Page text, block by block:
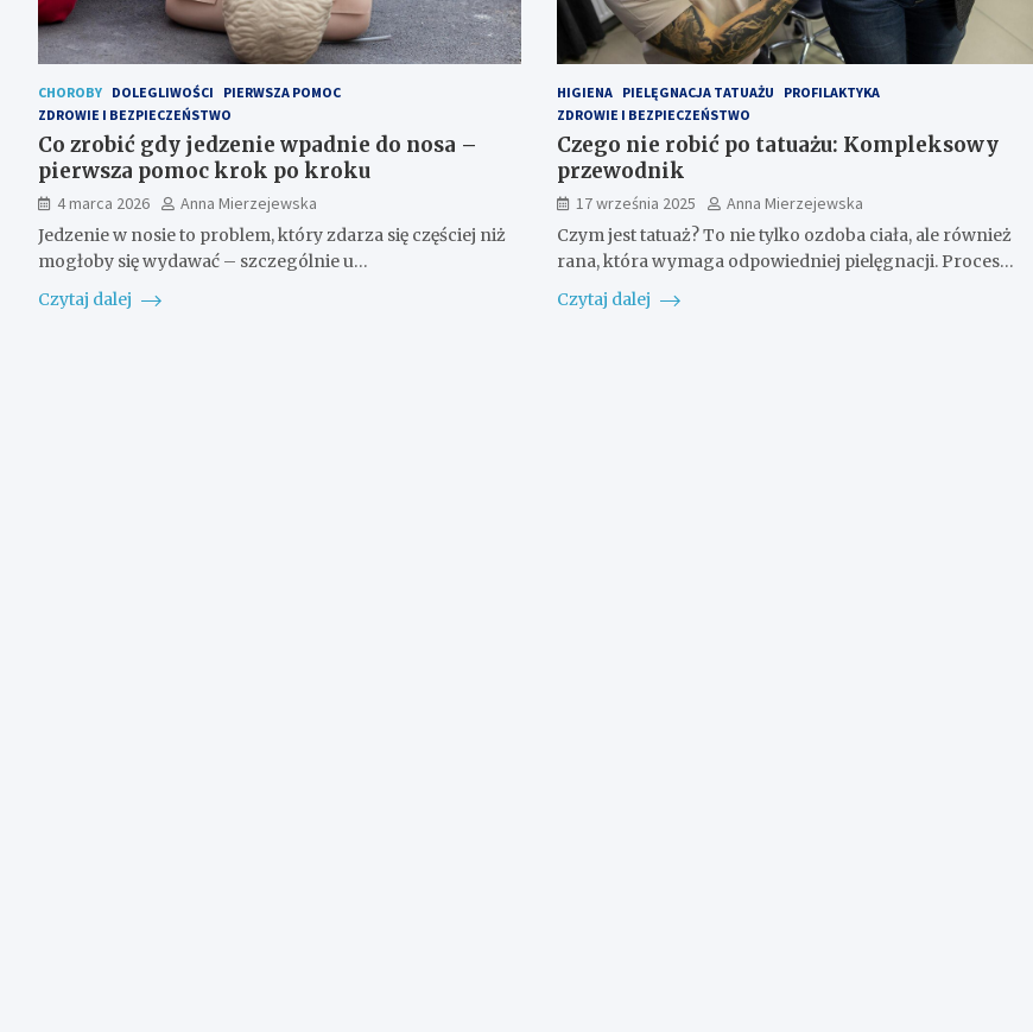
CHOROBY DOLEGLIWOŚCI
PIERWSZA POMOC
ZDROWIE I BEZPIECZEŃSTWO
Co zrobić gdy jedzenie wpadnie do nosa –
pierwsza pomoc krok po kroku
4 marca 2026
Anna Mierzejewska
Jedzenie w nosie to problem, który zdarza się częściej niż
mogłoby się wydawać – szczególnie u…
Czytaj dalej
HIGIENA PIELĘGNACJA TATUAŻU
PROFILAKTYKA
ZDROWIE I BEZPIECZEŃSTWO
Czego nie robić po tatuażu: Kompleksowy
przewodnik
17 września 2025
Anna Mierzejewska
Czym jest tatuaż? To nie tylko ozdoba ciała, ale również
rana, która wymaga odpowiedniej pielęgnacji. Proces…
Czytaj dalej